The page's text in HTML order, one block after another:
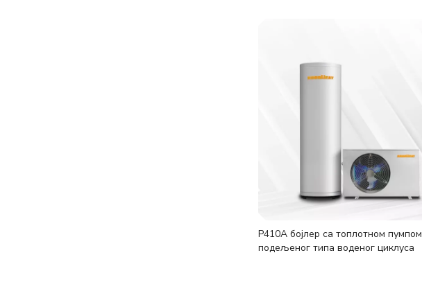
Р410А бојлер са топлотном пумпом
подељеног типа воденог циклуса